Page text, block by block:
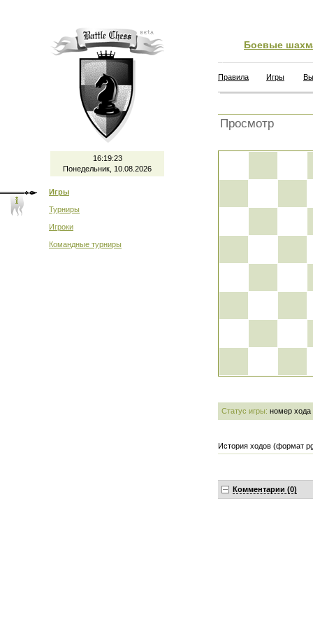
16:19:23
Понедельник, 10.08.2026
Игры
Турниры
Игроки
Командные турниры
Боевые
Правила Игры
Просмотр
Статус игры: номер хода
История ходов (формат
Комментарии (0)